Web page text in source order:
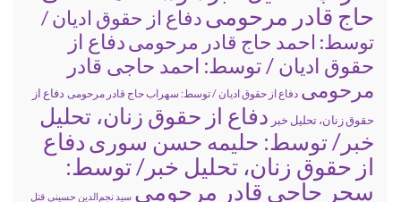
حاج قادر مرحومیدفاع از حقوق ادیان /
توسط: احمد حاج قادر مرحومیدفاع از
حقوق ادیان / توسط: احمد حاجی قادر
مرحومی دفاع از حقوق ادیان / توسط: سهراب حاج قادر مرحومی دفاع از
حقوق زنان، تحلیل خبر دفاع از حقوق زنان، تحلیل
خبر/ توسط: حلیمه حسن سوری دفاع
از حقوق زنان، تحلیل خبر/ توسط:
سحر حاجی قادر مرحومی سید نجم‌الدین حسینی قتل